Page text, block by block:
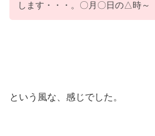
します・・・。〇月〇日の△時～
という風な、感じでした。